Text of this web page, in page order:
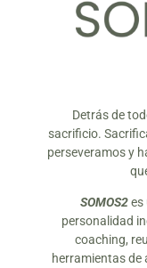
Detrás de
sacrificio.
perseveramos y
SOMOS2es
personalidad
coaching,
herramientas de